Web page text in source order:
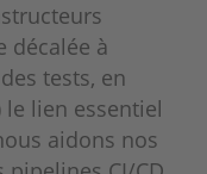
décalée à
tests, en
le lien essentiel
aidons nos